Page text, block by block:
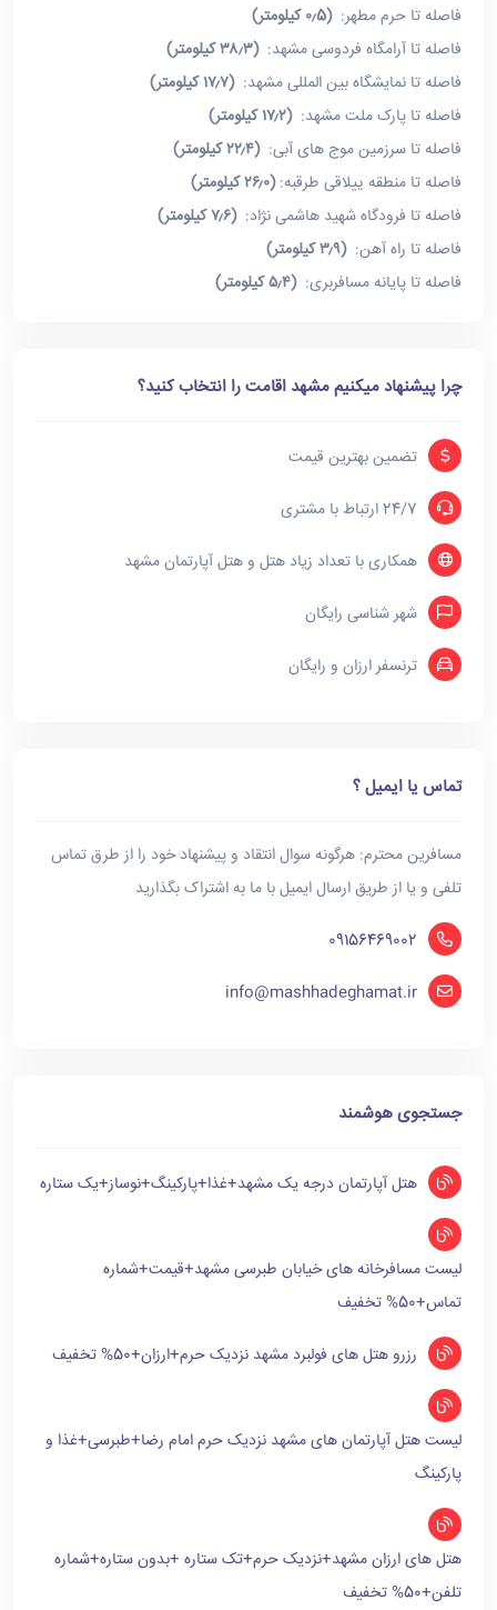
فاصله تا حرم مطهر:(۰٫5 کیلومتر)
فاصله تا آرامگاه فردوسی مشهد:(۳۸٫۳ کیلومتر)
فاصله تا نمایشگاه بین المللی مشهد:(۱۷٫۷ کیلومتر)
فاصله تا پارک ملت مشهد:(۱۷٫۲ کیلومتر)
فاصله تا سرزمین موج های آبی:(۲۲٫۴ کیلومتر)
فاصله تا منطقه ییلاقی طرقبه:(۲۶٫۰ کیلومتر)
فاصله تا فرودگاه شهید هاشمی نژاد:(۷٫۶ کیلومتر)
فاصله تا راه آهن:(۳٫۹ کیلومتر)
فاصله تا پایانه مسافربری:(۵٫۴ کیلومتر)
چرا پیشنهاد میکنیم مشهد اقامت را انتخاب کنید؟
تضمین بهترین قیمت
24/7 ارتباط با مشتری
همکاری با تعداد زیاد هتل و هتل آپارتمان مشهد
شهر شناسی رایگان
ترنسفر ارزان و رایگان
تماس یا ایمیل ؟
مسافرین محترم: هرگونه سوال انتقاد و پیشنهاد خود را از طرق تماس
تلفی و یا از طریق ارسال ایمیل با ما به اشتراک بگذارید
09156469002
info@mashhadeghamat.ir
جستجوی هوشمند
هتل آپارتمان درجه یک مشهد+غذا+پارکینگ+نوساز+یک ستاره
لیست مسافرخانه های خیابان طبرسی مشهد+قیمت+شماره
تماس+50% تخفیف
رزرو هتل های فولبرد مشهد نزدیک حرم+ارزان+50% تخفیف
لیست هتل آپارتمان های مشهد نزدیک حرم امام رضا+طبرسی+غذا و
پارکینگ
هتل های ارزان مشهد+نزدیک حرم+تک ستاره +بدون ستاره+شماره
تلفن+50% تخفیف